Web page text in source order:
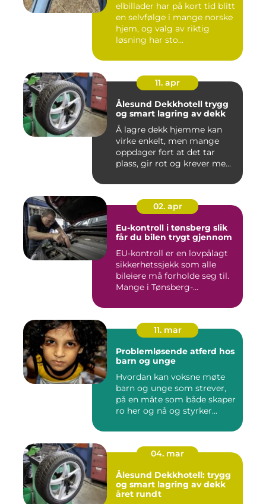
elbillader har på kort tid blitt
en selvfølge i mange norske
hjem, og valg av riktig
løsning har sto...
11. apr
Ålesund Dekkhotell trygg
og smart lagring av dekk
Å lagre dekk hjemme kan
virke enkelt, men mange
oppdager fort at det tar
plass, gir rot og krever me...
02. apr
Eu-kontroll i tønsberg slik
får du bilen trygt gjennom
EU-kontroll er en lovpålagt
sikkerhetssjekk som alle
bileiere må forholde seg til.
Mange i Tønsberg-...
11. mar
Problemløsende atferd hos
barn og unge
Hvordan kan voksne møte
barn og unge som strever,
på en måte som både skaper
ro her og nå og styrker...
04. mar
Ålesund Dekkhotell: trygg
og smart lagring av dekk
året rundt